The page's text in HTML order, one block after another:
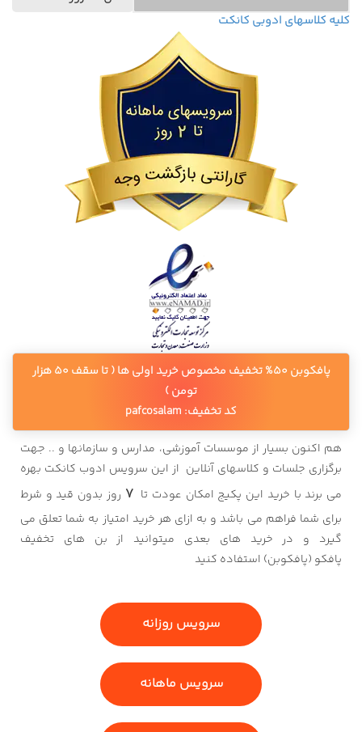
کلیه کلاسهای ادوبی کانکت
پافکوبن 50% تخفیف مخصوص خرید اولی ها ( تا سقف 50 هزار
تومن )
کد تخفیف: pafcosalam
هم اکنون بسیار از موسسات آموزشی، مدارس و سازمانها و .. جهت
برگزاری جلسات و کلاسهای آنلاین از این سرویس ادوب کانکت بهره
می برند با خرید این پکیج امکان عودت تا 7
روز بدون قید و شرط
برای شما فراهم می باشد و به ازای هر خرید امتیاز به شما تعلق می
گیرد و در خرید های بعدی میتوانید از بن های تخفیف
پافکو (پافکوبن) استفاده کنید
سرویس روزانه
سرویس ماهانه